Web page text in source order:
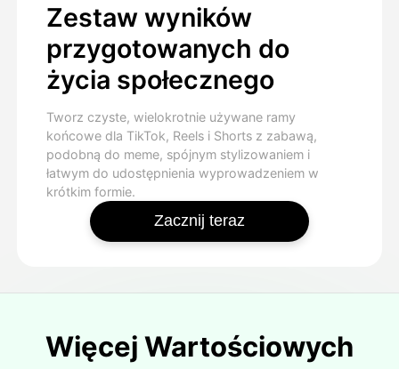
Zestaw wyników
przygotowanych do
życia społecznego
Tworz czyste, wielokrotnie używane ramy
końcowe dla TikTok, Reels i Shorts z zabawą,
podobną do meme, spójnym stylizowaniem i
łatwym do udostępnienia wyprowadzeniem w
krótkim formie.
Zacznij teraz
Więcej Wartościowych